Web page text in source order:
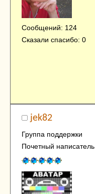
Сообщений: 124
Сказали спасибо: 0
jek82
Группа поддержки
Почетный написатель